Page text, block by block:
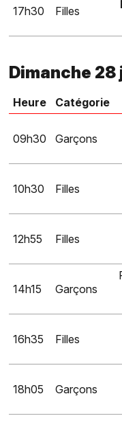
17h30 Filles
Dimanche
Heure Catégorie
09h30 Garçons
10h30 Filles
12h55 Filles
14h15 Garçons
16h35 Filles
18h05 Garçons